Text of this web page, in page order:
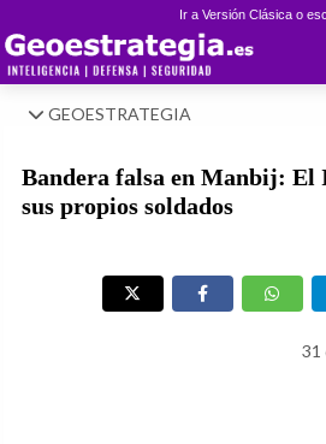
Ir a Versión Clásica o
GEOESTRATEGIA
Bandera falsa en Manbij: El
sus propios soldados
31